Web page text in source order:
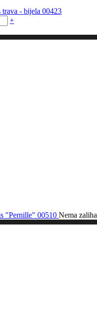
trava - bijela 00423
+
"Pernille" 00510 Nema zaliha